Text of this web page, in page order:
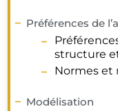
Préférences de
structure
Normes et
Modélisation